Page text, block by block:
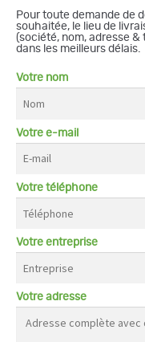
Pour toute demande de
souhaitée, le lieu de
(société, nom, adresse
dans les meilleurs délais.
Votre nom
Votre e-mail
Votre téléphone
Votre entreprise
Votre adresse